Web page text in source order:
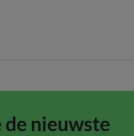
nieuwste